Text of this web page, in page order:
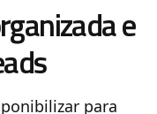
e
para